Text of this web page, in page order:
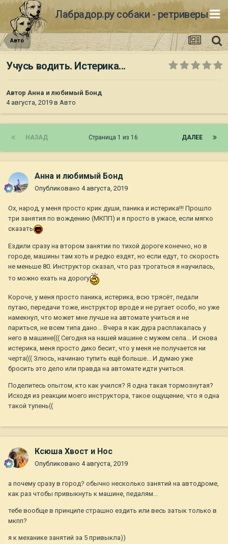
Лабрадор.ру собаки - ретриверы
Авто
Учусь водить. Истерика...
Автор Анна и любимый Бонд
4 августа, 2019 в Авто
НАЗАД ДАЛЕЕ
Страница 1 из 16
Анна и любимый Бонд
Опубликовано 4 августа, 2019
Ох, народ, у меня просто крик души, паника и истерика!!! Прошло
три занятия по вождению (МКПП) и я просто в ужасе, если мягко
сказать
Ездили сразу на втором занятии по тихой дороге конечно, но в
городе, машины там хоть и редко ездят, но если едут, то скорость
не меньше 80. Инструктор сказал, что раз трогаться я научилась,
то можно ехать на дорогу
Короче, у меня просто паника, истерика, всю трясёт, педали
путаю, передачи тоже, инструктор вроде и не ругает особо, но уже
намекнул, что может мне лучше на автомате учиться и не
париться, не всем типа дано... Вчера я как дура расплакалась у
него в машине((( Сегодня на нашей машине с мужем села... И снова
истерика, меня просто дико бесит, что у меня не получается ни
черта((( Злюсь, начинаю тупить ещё больше... И думаю уже
бросить это дело или правда на автомате идти учиться.
Поделитесь опытом, кто как учился? Я одна такая тормознутая?
Исходя из реакции моего инструктора, такое ощущение, что я одна
такой тупень((
Ксюша Хвост и Нос
Опубликовано 4 августа, 2019
а почему сразу в город? обычно несколько занятий на автодроме,
как раз чтобы привыкнуть к машине, педалям...
тебе вообще в принципе страшно ездить или весь затык только в
мкпп?
я к механике занятий за 5 привыкла))